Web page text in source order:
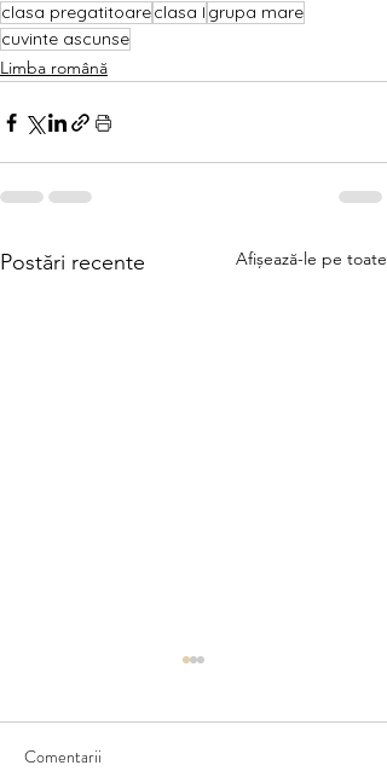
clasa pregatitoareclasa I grupa mare
cuvinte ascunse
Limba română
Postări recente Afișează-le pe toate
Comentarii